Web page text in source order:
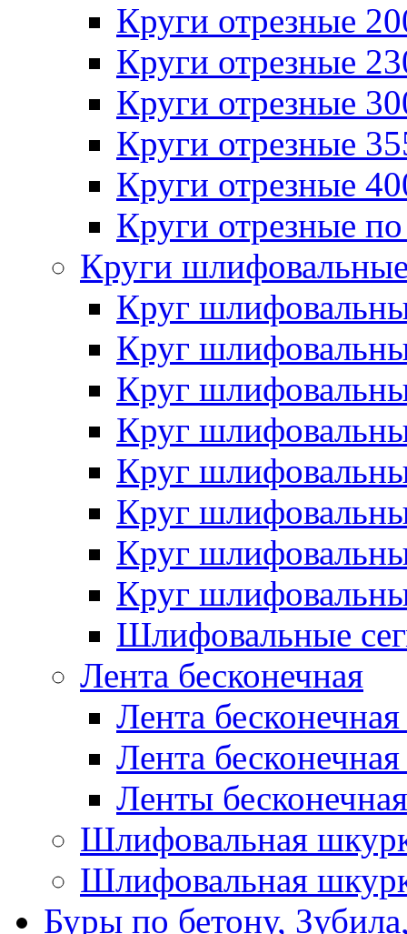
Круги отрезные
Круги отрезные
Круги отрезные
Круги отрезные
Круги отрезные
Круги отрезные
Круги
Круг
Круг
Круг
Круг
Круг
Круг
Круг
Круг
Шлифовальные
Лента бесконечная
Лента
Лента
Ленты
Шлифовальная
Шлифовальная
Буры по бетону,